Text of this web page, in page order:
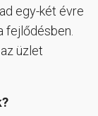
egy-két évre
fejlődésben.
üzlet